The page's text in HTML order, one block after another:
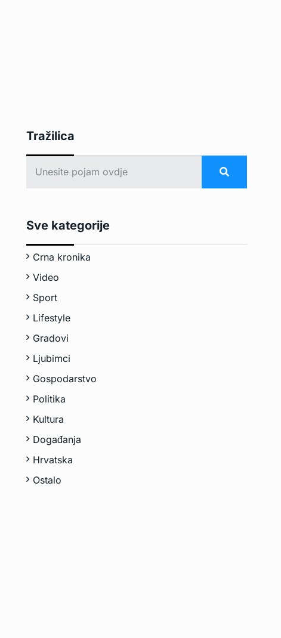
Tražilica
Sve kategorije
Crna kronika
Video
Sport
Lifestyle
Gradovi
Ljubimci
Gospodarstvo
Politika
Kultura
Događanja
Hrvatska
Ostalo